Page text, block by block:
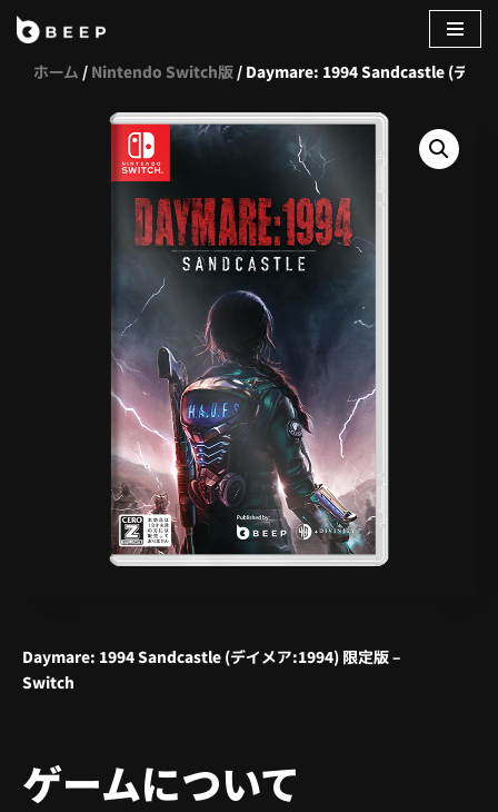
ホーム / Nintendo Switch版 / Daymare: 1994 Sandcastle (デイ
Daymare: 1994 Sandcastle (デイメア:1994) 限定版 –
Switch
ゲームについて